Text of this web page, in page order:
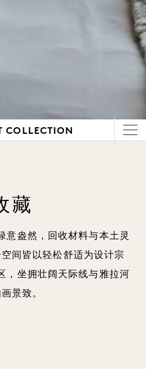
COLLECTION
藏
意盎然，回收材料与本土灵
间皆以轻松舒适为设计宗
，坐拥壮阔天际线与雅拉河
景致。